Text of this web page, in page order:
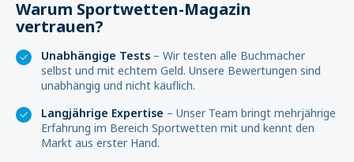
Warum Sportwetten-Magazin
vertrauen?
Unabhängige Tests – Wir testen alle Buchmacher
selbst und mit echtem Geld. Unsere Bewertungen sind
unabhängig und nicht käuflich.
Langjährige Expertise – Unser Team bringt mehrjährige
Erfahrung im Bereich Sportwetten mit und kennt den
Markt aus erster Hand.